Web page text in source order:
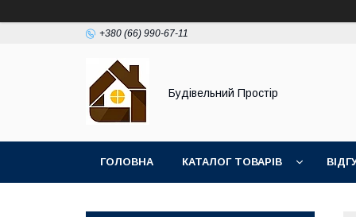
+380 (66) 990-67-11
Будівельний Простір
ГОЛОВНА КАТАЛОГ ТОВАРІВ